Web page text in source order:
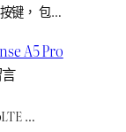
键， 包…
A5 Pro
…